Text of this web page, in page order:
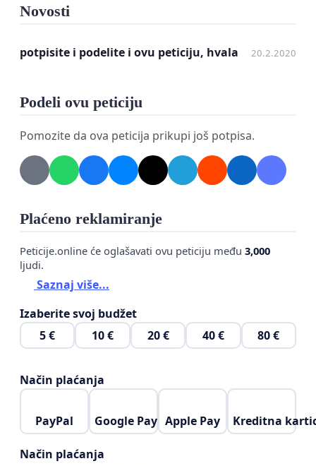
Novosti
potpisite i podelite i ovu peticiju, hvala 20.2.2020
Podeli ovu peticiju
Pomozite da ova peticija prikupi još potpisa.
Plaćeno reklamiranje
Peticije.online će oglašavati ovu peticiju među 3,000
ljudi.
Saznaj više...
Izaberite svoj budžet
5 €
10 € 20 € 40 € 80 €
Način plaćanja
PayPal Google Pay Apple Pay Kreditna
Način plaćanja